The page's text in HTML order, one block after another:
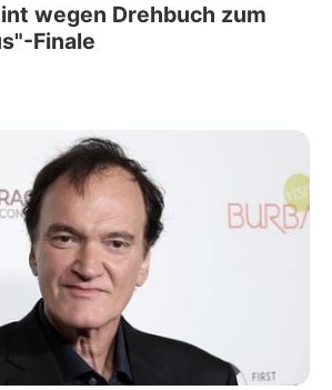
wegen Drehbuch zum
Finale